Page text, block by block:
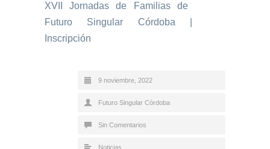
XVII Jornadas de Familias de
Futuro Singular Córdoba |
Inscripción
9 noviembre, 2022
Futuro Singular Córdoba
Sin Comentarios
Noticias